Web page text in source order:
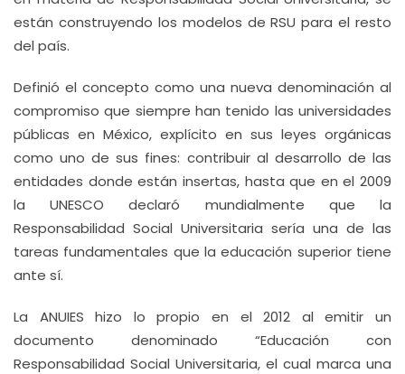
están construyendo los modelos de RSU para el resto
del país.
Definió el concepto como una nueva denominación al
compromiso que siempre han tenido las universidades
públicas en México, explícito en sus leyes orgánicas
como uno de sus fines: contribuir al desarrollo de las
entidades donde están insertas, hasta que en el 2009
la UNESCO declaró mundialmente que la
Responsabilidad Social Universitaria sería una de las
tareas fundamentales que la educación superior tiene
ante sí.
La ANUIES hizo lo propio en el 2012 al emitir un
documento denominado “Educación con
Responsabilidad Social Universitaria, el cual marca una